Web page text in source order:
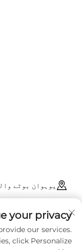
یوہوان بوٹے
اسٹیٹ، چنگانگ
your privacy
our services.
click Personalize